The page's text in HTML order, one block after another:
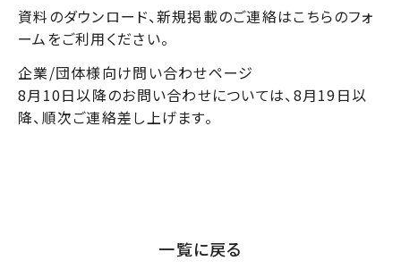
資料のダウンロード、新規掲載のご連絡はこちらのフォ
ームをご利用ください。
企業/団体様向け問い合わせページ
8月10日以降のお問い合わせについては、8月19日以
降、順次ご連絡差し上げます。
一覧に戻る